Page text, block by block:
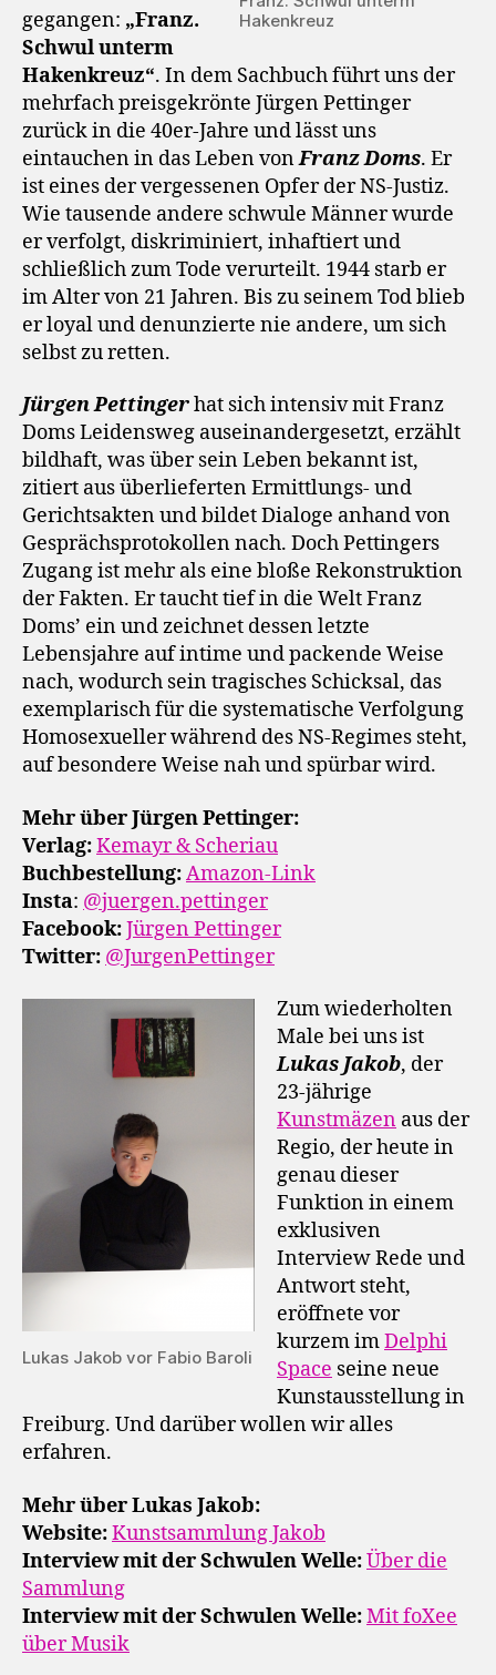
Hakenkreuz
gegangen: „Franz.
Schwul unterm
Hakenkreuz“. In dem Sachbuch führt uns der
mehrfach preisgekrönte Jürgen Pettinger
zurück in die 40er-Jahre und lässt uns
eintauchen in das Leben vonFranz Doms. Er
ist eines der vergessenen Opfer der NS-Justiz.
Wie tausende andere schwule Männer wurde
er verfolgt, diskriminiert, inhaftiert und
schließlich zum Tode verurteilt. 1944 starb er
im Alter von 21 Jahren. Bis zu seinem Tod blieb
er loyal und denunzierte nie andere, um sich
selbst zu retten.
Jürgen Pettingerhat sich intensiv mit Franz
Doms Leidensweg auseinandergesetzt, erzählt
bildhaft, was über sein Leben bekannt ist,
zitiert aus überlieferten Ermittlungs- und
Gerichtsakten und bildet Dialoge anhand von
Gesprächsprotokollen nach. Doch Pettingers
Zugang ist mehr als eine bloße Rekonstruktion
der Fakten. Er taucht tief in die Welt Franz
Doms’ ein und zeichnet dessen letzte
Lebensjahre auf intime und packende Weise
nach, wodurch sein tragisches Schicksal, das
exemplarisch für die systematische Verfolgung
Homosexueller während des NS-Regimes steht,
auf besondere Weise nah und spürbar wird.
Mehr über Jürgen Pettinger:
Verlag:Kemayr & Scheriau
Buchbestellung:Amazon-Link
Insta: @juergen.pettinger
Facebook:Jürgen Pettinger
Twitter: @JurgenPettinger
Lukas Jakob vor Fabio Baroli
Zum wiederholten
Male bei uns ist
Lukas Jakob, der
23-jährige
Kunstmäzen aus der
Regio, der heute in
genau dieser
Funktion in einem
exklusiven
Interview Rede und
Antwort steht,
eröffnete vor
kurzem imDelphi
Space seine neue
Kunstausstellung in
Freiburg. Und darüber wollen wir alles
erfahren.
Mehr über Lukas Jakob:
Website:Kunstsammlung Jakob
Interview mit der Schwulen Welle:Über die
Sammlung
Interview mit der Schwulen Welle:Mit foXee
über Musik